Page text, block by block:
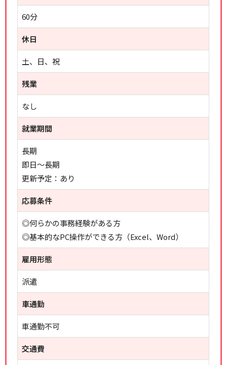
60分
休日
土、日、祝
残業
なし
就業期間
長期
即日～長期
更新予定：あり
応募条件
◎何らかの事務経験がある方
◎基本的なPC操作ができる方（Excel、Word）
雇用形態
派遣
車通勤
車通勤不可
交通費